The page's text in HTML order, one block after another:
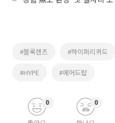
#블록렌즈 #하이퍼리퀴드
#HYPE #에어드랍
0 0